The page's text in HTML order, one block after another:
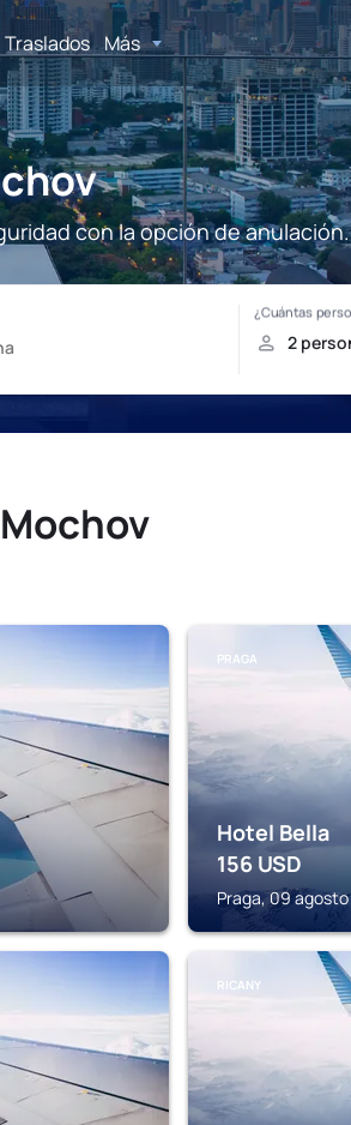
Traslados Más
con la opción de anulación.
PRAGA
Hotel Bella
156 USD
Praga, 09
RICANY